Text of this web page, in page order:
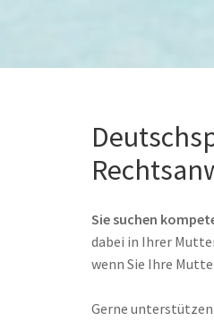
Sie suchen
dabei in Ihrer
wenn Sie Ihre
Gerne unterstützen